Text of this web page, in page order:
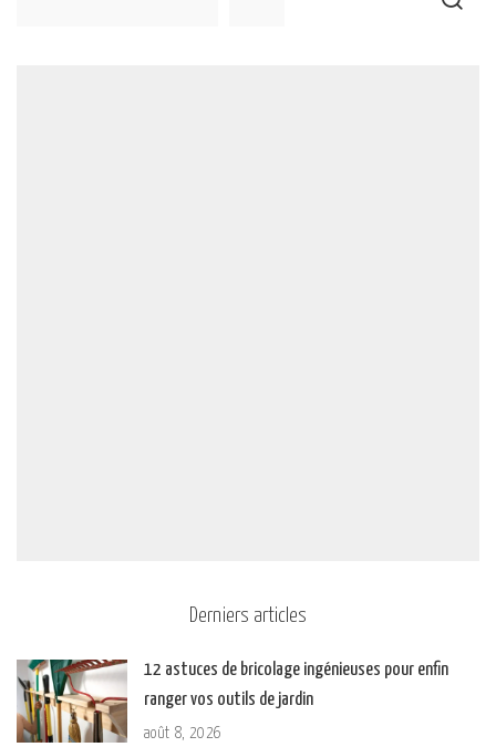
Derniers articles
12 astuces de bricolage ingénieuses pour enfin
ranger vos outils de jardin
août 8, 2026